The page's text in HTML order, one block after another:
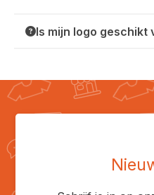
Is mijn logo geschikt